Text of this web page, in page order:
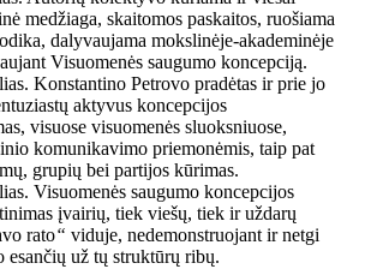
medžiaga, skaitomos paskaitos, ruošiama
dalyvaujama mokslinėje-akademinėje
Visuomenės saugumo koncepciją.
Konstantino Petrovo pradėtas ir prie jo
aktyvus koncepcijos
visuose visuomenės sluoksniuose,
komunikavimo priemonėmis, taip pat
grupių bei partijos kūrimas.
Visuomenės saugumo koncepcijos
įvairių, tiek viešų, tiek ir uždarų
rato“ viduje, nedemonstruojant ir netgi
esančių už tų struktūrų ribų.